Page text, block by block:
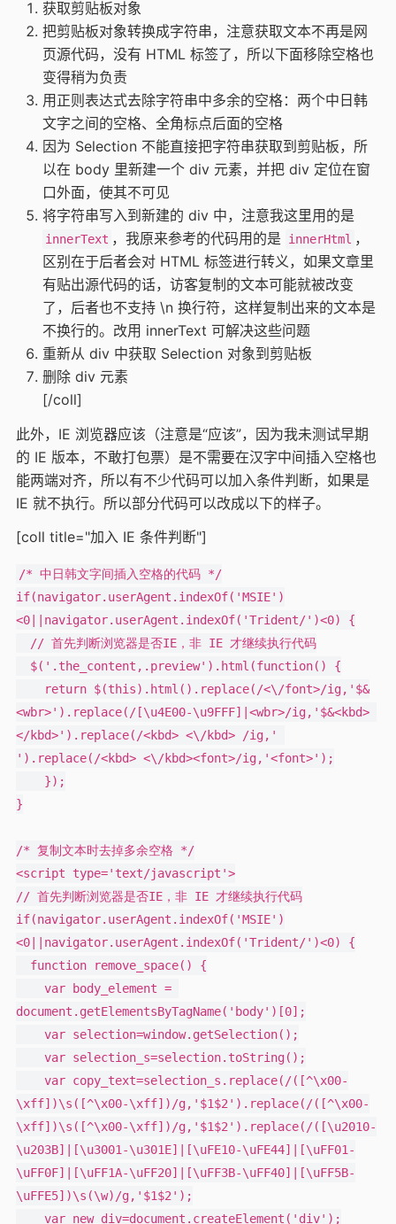
获取剪贴板对象
把剪贴板对象转换成字符串，注意获取文本不再是网
页源代码，没有 HTML 标签了，所以下面移除空格也
变得稍为负责
用正则表达式去除字符串中多余的空格：两个中日韩
文字之间的空格、全角标点后面的空格
因为 Selection 不能直接把字符串获取到剪贴板，所
以在 body 里新建一个 div 元素，并把 div 定位在窗
口外面，使其不可见
将字符串写入到新建的 div 中，注意我这里用的是
innerText ，我原来参考的代码用的是 innerHtml ，
区别在于后者会对 HTML 标签进行转义，如果文章里
有贴出源代码的话，访客复制的文本可能就被改变
了，后者也不支持 \n 换行符，这样复制出来的文本是
不换行的。改用 innerText 可解决这些问题
重新从 div 中获取 Selection 对象到剪贴板
删除 div 元素
[/coll]
此外，IE 浏览器应该（注意是“应该”，因为我未测试早期
的 IE 版本，不敢打包票）是不需要在汉字中间插入空格也
能两端对齐，所以有不少代码可以加入条件判断，如果是
IE 就不执行。所以部分代码可以改成以下的样子。
[coll title="加入 IE 条件判断"]
/* 中日韩文字间插入空格的代码 */
if(navigator.userAgent.indexOf('MSIE')
<0||navigator.userAgent.indexOf('Trident/')<0) {
<wbr>').replace(/[\u4E00-\u9FFF]|<wbr>/ig,'$&<kbd>
</kbd>').replace(/<kbd> <\/kbd> /ig,'
').replace(/<kbd> <\/kbd><font>/ig,'<font>');
}
/* 复制文本时去掉多余空格 */
<script type='text/javascript'>
// 首先判断浏览器是否IE，非 IE 才继续执行代码
if(navigator.userAgent.indexOf('MSIE')
<0||navigator.userAgent.indexOf('Trident/')<0) {
document.getElementsByTagName('body')[0];
\xff])\s([^\x00-\xff])/g,'$1$2').replace(/([^\x00-
\xff])\s([^\x00-\xff])/g,'$1$2').replace(/([\u2010-
\u203B]|[\u3001-\u301E]|[\uFE10-\uFE44]|[\uFF01-
\uFF0F]|[\uFF1A-\uFF20]|[\uFF3B-\uFF40]|[\uFF5B-
\uFFE5])\s(\w)/g,'$1$2');